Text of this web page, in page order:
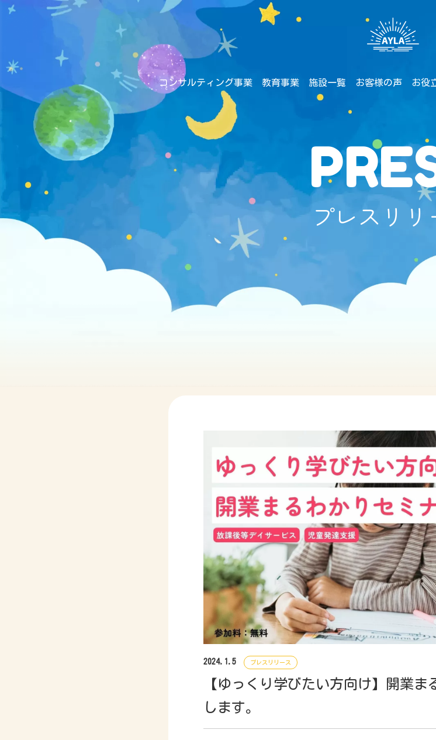
コンサルティング事業 教育事業 施設一覧 お客様の声 お役
プレスリリ
2024.1.5 プレスリリース
【ゆっくり学びたい方向け】開業
します。